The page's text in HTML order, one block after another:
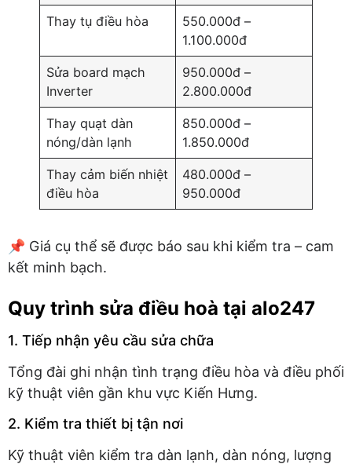
Thay tụ điều hòa
550.000đ –
1.100.000đ
Sửa board mạch
Inverter
950.000đ –
2.800.000đ
Thay quạt dàn
nóng/dàn lạnh
850.000đ –
1.850.000đ
Thay cảm biến nhiệt
điều hòa
480.000đ –
950.000đ
📌 Giá cụ thể sẽ được báo sau khi kiểm tra – cam
kết minh bạch.
Quy trình sửa điều hoà tại alo247
1. Tiếp nhận yêu cầu sửa chữa
Tổng đài ghi nhận tình trạng điều hòa và điều phối
kỹ thuật viên gần khu vực Kiến Hưng.
2. Kiểm tra thiết bị tận nơi
Kỹ thuật viên kiểm tra dàn lạnh, dàn nóng, lượng